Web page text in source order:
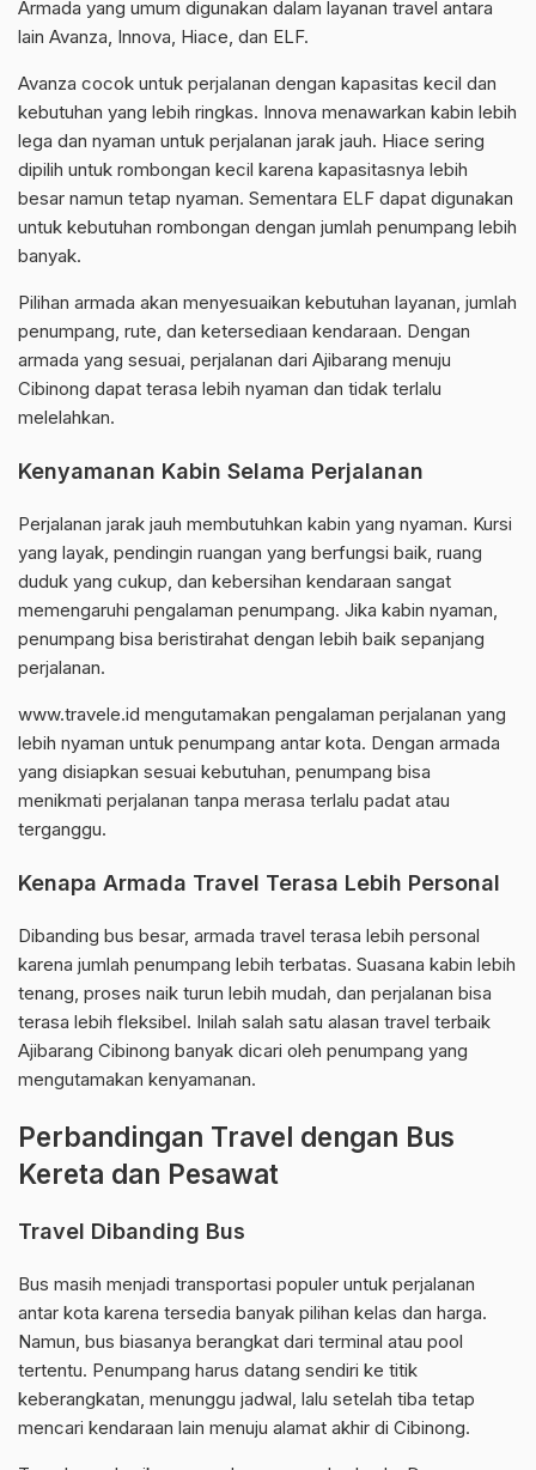
Armada yang umum digunakan dalam layanan travel antara
lain Avanza, Innova, Hiace, dan ELF.
Avanza cocok untuk perjalanan dengan kapasitas kecil dan
kebutuhan yang lebih ringkas. Innova menawarkan kabin lebih
lega dan nyaman untuk perjalanan jarak jauh. Hiace sering
dipilih untuk rombongan kecil karena kapasitasnya lebih
besar namun tetap nyaman. Sementara ELF dapat digunakan
untuk kebutuhan rombongan dengan jumlah penumpang lebih
banyak.
Pilihan armada akan menyesuaikan kebutuhan layanan, jumlah
penumpang, rute, dan ketersediaan kendaraan. Dengan
armada yang sesuai, perjalanan dari Ajibarang menuju
Cibinong dapat terasa lebih nyaman dan tidak terlalu
melelahkan.
Kenyamanan Kabin Selama Perjalanan
Perjalanan jarak jauh membutuhkan kabin yang nyaman. Kursi
yang layak, pendingin ruangan yang berfungsi baik, ruang
duduk yang cukup, dan kebersihan kendaraan sangat
memengaruhi pengalaman penumpang. Jika kabin nyaman,
penumpang bisa beristirahat dengan lebih baik sepanjang
perjalanan.
www.travele.id mengutamakan pengalaman perjalanan yang
lebih nyaman untuk penumpang antar kota. Dengan armada
yang disiapkan sesuai kebutuhan, penumpang bisa
menikmati perjalanan tanpa merasa terlalu padat atau
terganggu.
Kenapa Armada Travel Terasa Lebih Personal
Dibanding bus besar, armada travel terasa lebih personal
karena jumlah penumpang lebih terbatas. Suasana kabin lebih
tenang, proses naik turun lebih mudah, dan perjalanan bisa
terasa lebih fleksibel. Inilah salah satu alasan travel terbaik
Ajibarang Cibinong banyak dicari oleh penumpang yang
mengutamakan kenyamanan.
Perbandingan Travel dengan Bus
Kereta dan Pesawat
Travel Dibanding Bus
Bus masih menjadi transportasi populer untuk perjalanan
antar kota karena tersedia banyak pilihan kelas dan harga.
Namun, bus biasanya berangkat dari terminal atau pool
tertentu. Penumpang harus datang sendiri ke titik
keberangkatan, menunggu jadwal, lalu setelah tiba tetap
mencari kendaraan lain menuju alamat akhir di Cibinong.